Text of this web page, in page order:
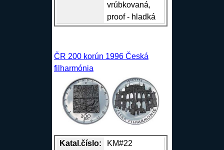
vrúbkovaná,
proof - hladká
ČR 200 korún 1996 Česká
filharmónia
Katal.číslo:
KM#22